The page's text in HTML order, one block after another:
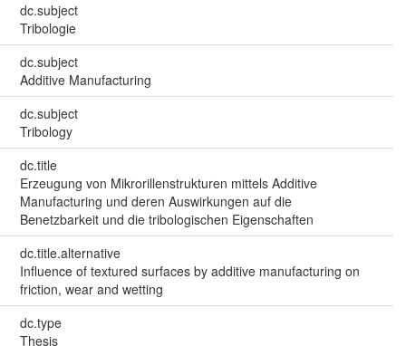
dc.subject
Tribologie
dc.subject
Additive Manufacturing
dc.subject
Tribology
dc.title
Erzeugung von Mikrorillenstrukturen mittels Additive
Manufacturing und deren Auswirkungen auf die
Benetzbarkeit und die tribologischen Eigenschaften
dc.title.alternative
Influence of textured surfaces by additive manufacturing on
friction, wear and wetting
dc.type
Thesis